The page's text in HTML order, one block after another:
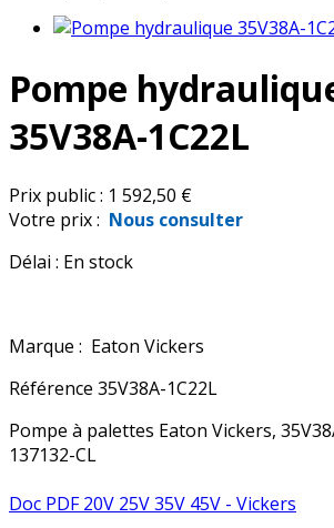
Pompe
35V38A-1C22L
Prix public : 1 592,50 €
Votre prix : Nous consulter
Délai : En stock
Marque : Eaton Vickers
Référence 35V38A-1C22L
Pompe à palettes Eaton Vickers,
137132-CL
Doc PDF 20V 25V 35V 45V - Vickers